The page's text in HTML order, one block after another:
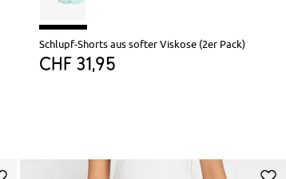
Schlupf-Shorts aus softer Viskose (2er Pack)
CHF 31,95